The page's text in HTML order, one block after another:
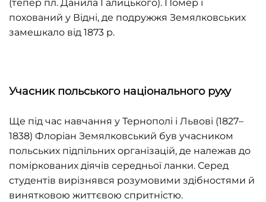
(тепер пл. Данила Галицького). Помер і
похований у Відні, де подружжя Земялковських
замешкало від 1873 р.
Учасник польського національного руху
Ще під час навчання у Тернополі і Львові (1827–
1838) Флоріан Земялковський був учасником
польських підпільних організацій, де належав до
поміркованих діячів середньої ланки. Серед
студентів вирізнявся розумовими здібностями й
винятковою життєвою спритністю.